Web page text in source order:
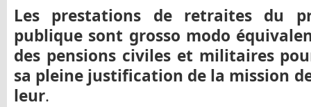
Les prestations de retraites du
publique sont grosso modo
des pensions civiles et militaires
sa pleine justification de la mission
leur.